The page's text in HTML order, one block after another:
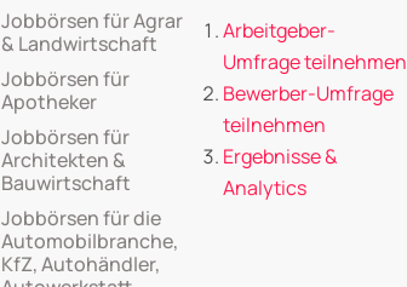
Jobbörsen für Agrar
& Landwirtschaft
Jobbörsen für
Apotheker
Jobbörsen für
Architekten &
Bauwirtschaft
Jobbörsen für die
Automobilbranche,
KfZ, Autohändler,
Arbeitgeber-
Umfrage teilnehmen
Bewerber-Umfrage
teilnehmen
Ergebnisse &
Analytics